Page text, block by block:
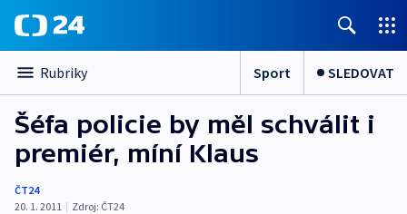
Rubriky Sport SLEDOVAT
Šéfa policie by měl schválit i
premiér, míní Klaus
ČT24
20. 1. 2011 | Zdroj: ČT24